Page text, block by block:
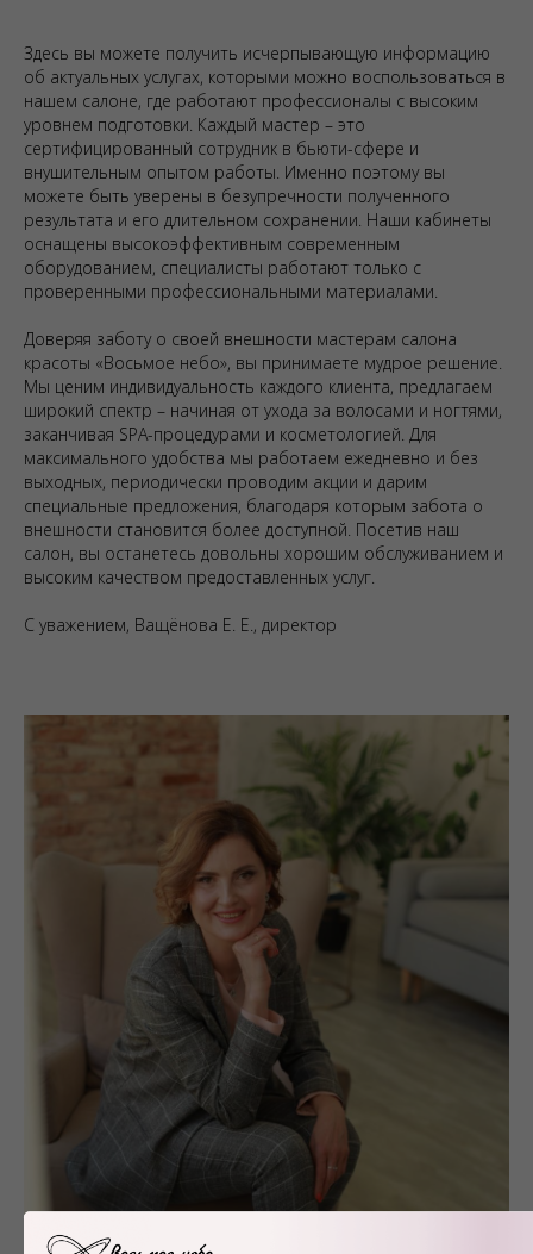
Здесь вы можете получить исчерпывающую информацию
об актуальных услугах, которыми можно воспользоваться в
нашем салоне, где работают профессионалы с высоким
уровнем подготовки. Каждый мастер – это
сертифицированный сотрудник в бьюти-сфере и
внушительным опытом работы. Именно поэтому вы
можете быть уверены в безупречности полученного
результата и его длительном сохранении. Наши кабинеты
оснащены высокоэффективным современным
оборудованием, специалисты работают только с
проверенными профессиональными материалами.
Доверяя заботу о своей внешности мастерам салона
красоты «Восьмое небо», вы принимаете мудрое решение.
Мы ценим индивидуальность каждого клиента, предлагаем
широкий спектр – начиная от ухода за волосами и ногтями,
заканчивая SPA-процедурами и косметологией. Для
максимального удобства мы работаем ежедневно и без
выходных, периодически проводим акции и дарим
специальные предложения, благодаря которым забота о
внешности становится более доступной. Посетив наш
салон, вы останетесь довольны хорошим обслуживанием и
высоким качеством предоставленных услуг.
С уважением, Ващёнова Е. Е., директор